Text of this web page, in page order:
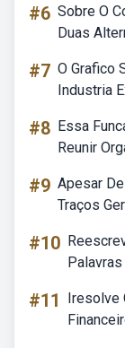
#6 Sobre O
Duas
#7 O Grafico
Industria
#8 Essa
Reunir
#9 Apesar
Traços
#10
#11
Iresolve